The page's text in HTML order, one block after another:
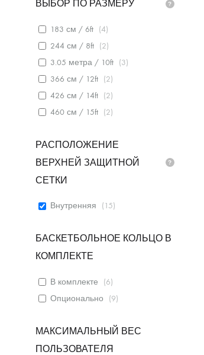
ВЫБОР ПО РАЗМЕРУ
183 см / 6ft (4)
244 см / 8ft
(2)
3.05 метра / 10ft
(3)
366 см / 12ft
(2)
426 см / 14ft
(2)
460 см / 15ft
(2)
РАСПОЛОЖЕНИЕ
ВЕРХНЕЙ ЗАЩИТНОЙ
СЕТКИ
Внутренняя (15)
БАСКЕТБОЛЬНОЕ КОЛЬЦО В
КОМПЛЕКТЕ
В комплекте (6)
Опционально
(9)
МАКСИМАЛЬНЫЙ ВЕС
ПОЛЬЗОВАТЕЛЯ